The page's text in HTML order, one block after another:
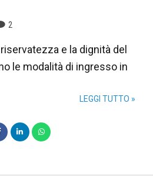
2
e la dignità del
le modalità di ingresso in
LEGGI TUTTO »